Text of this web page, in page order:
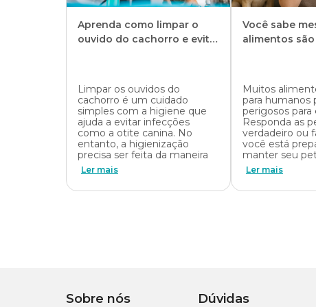
O Bull Terrier é um cão enérgico por natureza, sempre
Portanto, para manter o equilíbrio do corpo e da mente, ele
interagir com o pet e incluir o cão na rotina.
Brincadeiras como cabo de guerra, busca de objetos,
de gastar energia com qualidade. São atividades que
comportamentais causados pela ociosidade.
Mas, sempre respeite os limites individuais do seu Bull
locais com pouca sombra. Em dias de calor, opte por
Também é importante lembrar que o cronograma pode
consulte um veterinário de confiança.
Quer entender melhor como funciona o protocolo vacinal
precisa saber sobre vacinação para cães.
Aprenda como limpar o
ouvido do cachorro e evite
Limpar os ouvidos do
cachorro é um cuidado
simples com a higiene que
ajuda a evitar infecções
como a otite canina. No
entanto, a higienização
precisa ser feita da maneira
Ler mais
Você sabe
alimentos
Muitos
para humanos
perigosos para
Responda as
verdadeiro ou
você está
manter seu
Ler mais
Sobre nós Dúvidas